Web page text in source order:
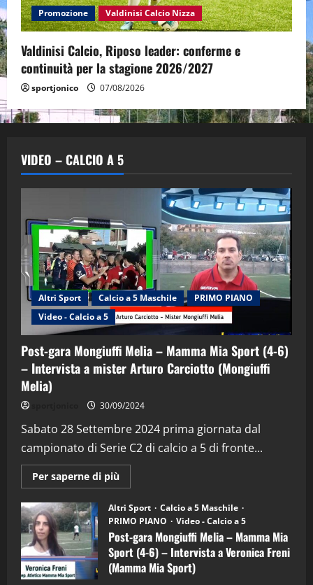
Promozione Valdinisi Calcio Nizza
Valdinisi Calcio, Riposo leader: conferme e
continuità per la stagione 2026/2027
sportjonico 07/08/2026
VIDEO – CALCIO A 5
Altri Sport Calcio a 5 Maschile
PRIMO PIANO
Video - Calcio a 5
Post-gara Mongiuffi Melia – Mamma Mia Sport (4-6)
– Intervista a mister Arturo Carciotto (Mongiuffi
Melia)
30/09/2024
Sabato 28 Settembre 2024 prima giornata dal
campionato di Serie C2 di calcio a 5 di fronte...
Per saperne di più
informazioni
Post-
gara
Mongiuffi
Melia
–
Mamma
Mia
Sport
Altri Sport
Calcio a 5 Maschile
PRIMO PIANO
Video - Calcio a 5
Post-gara Mongiuffi Melia – Mamma Mia
Sport (4-6) – Intervista a Veronica Freni
(Mamma Mia Sport)
2
“SportEmpire” in Podcast: 29^ Puntata
(Martedi 28 Aprile 2026)
28/04/2026
3
"SportEmpire" in Podcast
“SportEmpire” in Podcast: 28^ Puntata
(Martedi 21 Aprile 2026)
21/04/2026